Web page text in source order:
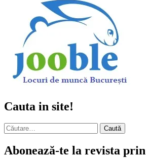
Cauta in site!
Caută
după:
Abonează-te la revista